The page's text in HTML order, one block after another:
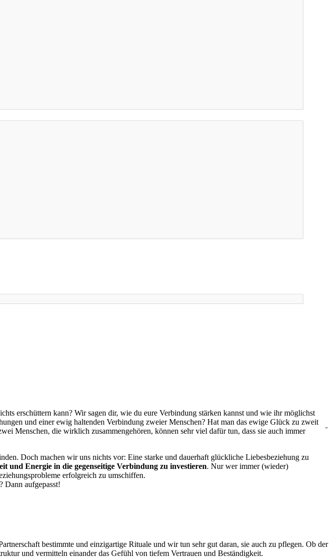
erschüttern kann? Wir sagen dir, wie du eure Verbindung stärken kannst und wie ihr möglichst
und einer ewig haltenden Verbindung zweier Menschen? Hat man das ewige Glück zu zweit
Menschen, die wirklich zusammengehören, können sehr viel dafür tun, dass sie auch immer
Doch machen wir uns nichts vor: Eine starke und dauerhaft glückliche Liebesbeziehung zu
und Energie in die gegenseitige Verbindung zu investieren. Nur wer immer (wieder)
erfolgreich zu umschiffen.
Dann aufgepasst!
bestimmte und einzigartige Rituale und wir tun sehr gut daran, sie auch zu pflegen. Ob der
und vermitteln einander das Gefühl von tiefem Vertrauen und Beständigkeit.